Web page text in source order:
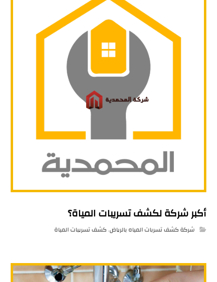
أكبر شركة لكشف تسريبات المياة؟
شركة كشف تسربات المياه بالرياض,كشف تسريبات المياة